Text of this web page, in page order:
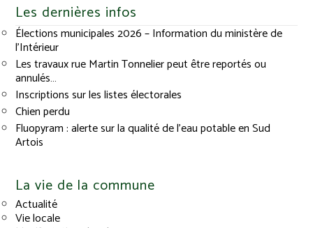
Les dernières infos
Élections municipales 2026 – Information du ministère de
l’Intérieur
Les travaux rue Martin Tonnelier peut être reportés ou
annulés…
Inscriptions sur les listes électorales
Chien perdu
Fluopyram : alerte sur la qualité de l’eau potable en Sud
Artois
La vie de la commune
Actualité
Vie locale